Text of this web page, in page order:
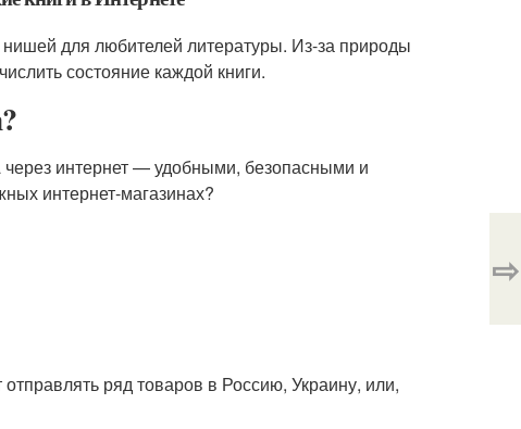
для любителей литературы. Из-за природы
состояние каждой книги.
интернет — удобными, безопасными и
интернет-магазинах?
ряд товаров в Россию, Украину, или,
⇨